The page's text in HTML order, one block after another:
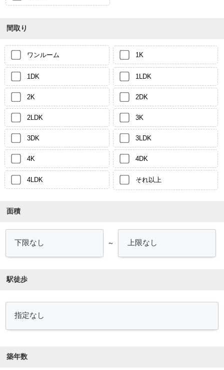
間取り
ワンルーム 1K
1DK 1LDK
2K 2DK
2LDK 3K
3DK 3LDK
4K 4DK
4LDK それ以上
面積
～
駅徒歩
築年数